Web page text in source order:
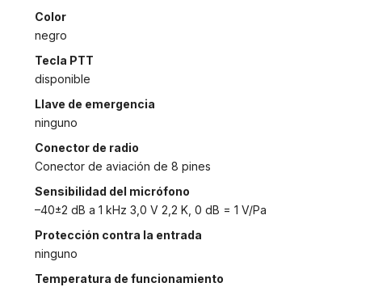
Color
negro
Tecla PTT
disponible
Llave de emergencia
ninguno
Conector de radio
Conector de aviación de 8 pines
Sensibilidad del micrófono
–40±2 dB a 1 kHz 3,0 V 2,2 K, 0 dB = 1 V/Pa
Protección contra la entrada
ninguno
Temperatura de funcionamiento